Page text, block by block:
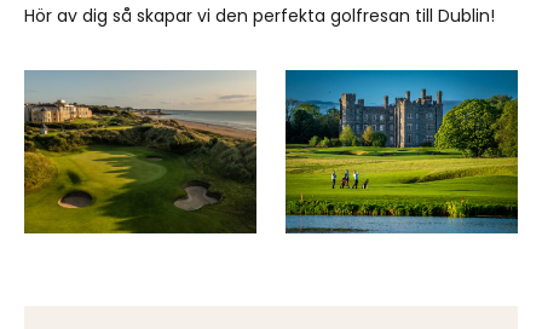
Hör av dig så skapar vi den perfekta golfresan till Dublin!